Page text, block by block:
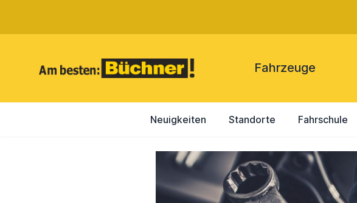
Fahrzeuge
Neuigkeiten Standorte Fahrschule